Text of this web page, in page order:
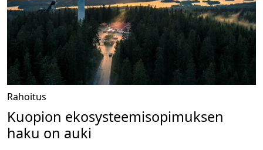
Rahoitus
Kuopion ekosysteemisopimuksen
haku on auki